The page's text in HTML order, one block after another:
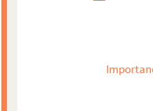
Canada
Unis d'Amérique (New York)
(Rome)